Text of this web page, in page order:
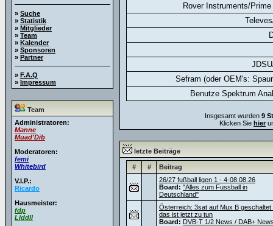
» Suche
» Statistik
» Mitglieder
» Team
» Kalender
» Sponsoren
» Partner
» F.A.Q
» Impressum
Team
Administratoren:
Manne
Muad'Dib
Moderatoren:
femi
Whitebird
V.I.P.:
Ricardo
Hausmeister:
fdp
Liddll
Rover Instruments/
Sefram (oder OEM's:
Benutze Spektrum
Insgesamt wurden 9
Klicken Sie hier
letzte Beiträge
# #
Beitrag
26/27 fußball ligen 1 - 4-08.08.26
Board: "Alles zum Fussball in
Deutschland"
Österreich: 3sat auf Mux B geschaltet
das ist jetzt zu tun
Board: DVB-T 1/2 News / DAB+